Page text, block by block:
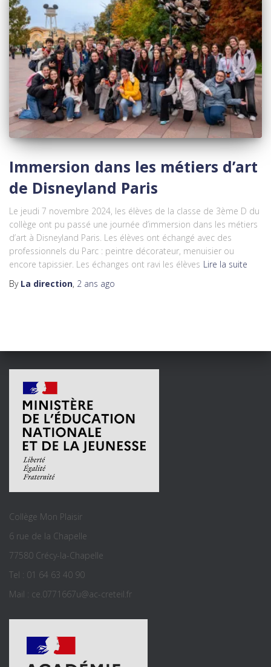
Immersion dans les métiers d’art
de Disneyland Paris
Le jeudi 7 novembre 2024, les élèves de la classe de 3ème D du
collège ont pu passé une journée d’immersion dans les métiers
d’art à Disneyland Paris. Les élèves ont échangé avec des
professionnels du Parc : peintre décorateur, menuisier ou
encore tapissier. Les échanges ont ravi les élèves Lire la suite
By La direction, 2 ans ago
Collège Mon Plaisir
6 rue de la Chapelle
77580 Crécy-la-Chapelle
Tel : 01 64 63 40 90
Mail : ce.0771667u@ac-creteil.fr